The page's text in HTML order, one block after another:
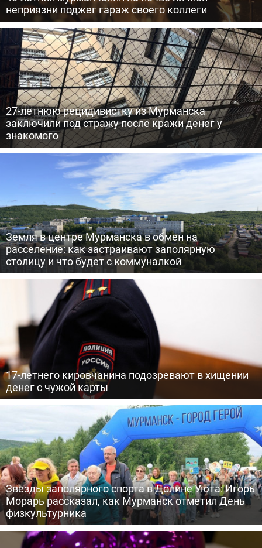
неприязни поджег гараж своего коллеги
27-летнюю рецидивистку из Мурманска
заключили под стражу после кражи денег у
знакомого
Земля в центре Мурманска в обмен на
расселение: как застраивают заполярную
столицу и что будет с коммуналкой
17-летнего кировчанина подозревают в хищении
денег с чужой карты
Звезды заполярного спорта в Долине Уюта: Игорь
Морарь рассказал, как Мурманск отметил День
физкультурника